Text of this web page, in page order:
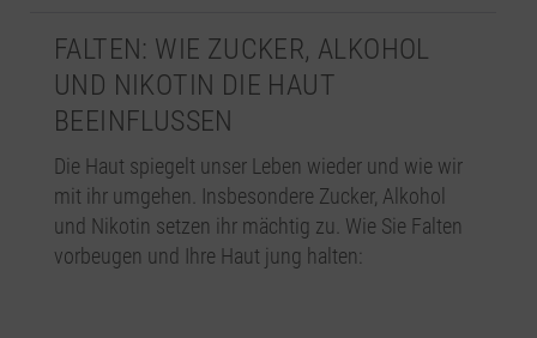
FALTEN: WIE ZUCKER, ALKOHOL
UND NIKOTIN DIE HAUT
BEEINFLUSSEN
Die Haut spiegelt unser Leben wieder und wie wir
mit ihr umgehen. Insbesondere Zucker, Alkohol
und Nikotin setzen ihr mächtig zu. Wie Sie Falten
vorbeugen und Ihre Haut jung halten: